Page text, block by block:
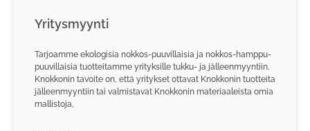
Yritysmyynti
Tarjoamme ekologisia nokkos-puuvillaisia ja nokkos-hamppu-
puuvillaisia tuotteitamme yrityksille tukku- ja jälleenmyyntiin.
Knokkonin tavoite on, että yritykset ottavat Knokkonin tuotteita
jälleenmyyntiin tai valmistavat Knokkonin materiaaleista omia
mallistoja,